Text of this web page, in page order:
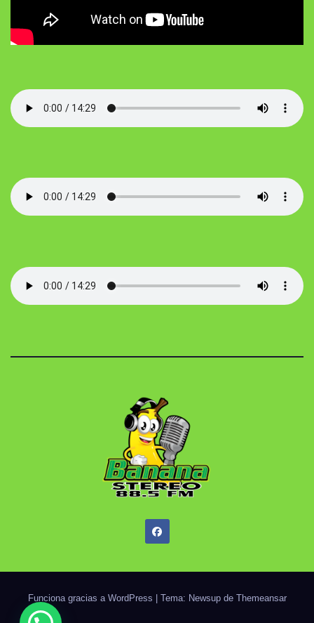
Funciona gracias a WordPress Tema: Newsup de Themeansar